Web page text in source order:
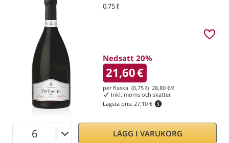
Perlinetto Rosé Vallepicciola
0,75 ℓ
Nedsatt 20%
21,60€
per flaska (0,75 ℓ) 28,80€/ℓ
Inkl. moms och skatter
Lägsta pris: 27,10 €
LÄGG I VARUKORG